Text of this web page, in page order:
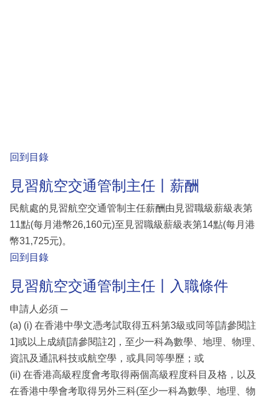
回到目錄
見習航空交通管制主任丨薪酬
民航處的見習航空交通管制主任薪酬由見習職級薪級表第
11點(每月港幣26,160元)至見習職級薪級表第14點(每月港
幣31,725元)。
回到目錄
見習航空交通管制主任丨入職條件
申請人必須 ─
(a) (i) 在香港中學文憑考試取得五科第3級或同等[請參閱註
1]或以上成績[請參閱註2]，至少一科為數學、地理、物理、
資訊及通訊科技或航空學，或具同等學歷；或
(ii) 在香港高級程度會考取得兩個高級程度科目及格，以及
在香港中學會考取得另外三科(至少一科為數學、地理、物